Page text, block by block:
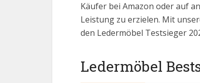
Käufer bei Amazon oder auf
Leistung zu erzielen. Mit
den Ledermöbel Testsieger
Ledermöbel